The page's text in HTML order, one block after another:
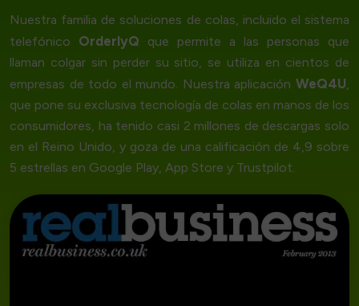
Nuestra familia de soluciones de colas, incluido el sistema
telefónico OrderlyQ que permite a las personas que
llaman colgar sin perder su sitio, se utiliza en cientos de
empresas de todo el mundo. Nuestra aplicación WeQ4U,
que pone su exclusiva tecnología de colas en manos de los
consumidores, ha tenido casi 2 millones de descargas solo
en el Reino Unido, y goza de una calificación de 4,9 sobre
5 estrellas en Google Play, App Store y Trustpilot.